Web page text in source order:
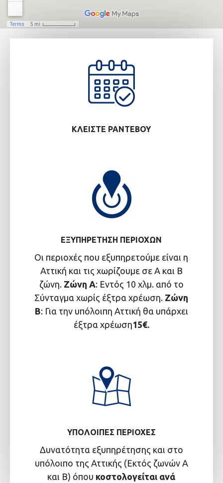
ΚΛΕΊΣΤΕ ΡΑΝΤΕΒΟΎ
ΕΞΥΠΗΡΈΤΗΣΗ ΠΕΡΙΟΧΏΝ
Οι περιοχές που εξυπηρετούμε είναι η
Αττική και τις χωρίζουμε σε Α και Β
ζώνη. Ζώνη Α: Εντός 10 χλμ. από το
Σύνταγμα χωρίς έξτρα χρέωση. Ζώνη
Β: Για την υπόλοιπη Αττική θα υπάρχει
έξτρα χρέωση15€.
ΥΠΌΛΟΙΠΕΣ ΠΕΡΙΟΧΈΣ
Δυνατότητα εξυπηρέτησης και στο
υπόλοιπο της Αττικής (Εκτός ζωνών Α
και Β) όπου κοστολογείται ανά